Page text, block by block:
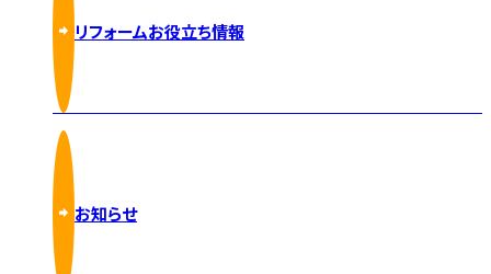
リフォームお役立ち情報
お知らせ